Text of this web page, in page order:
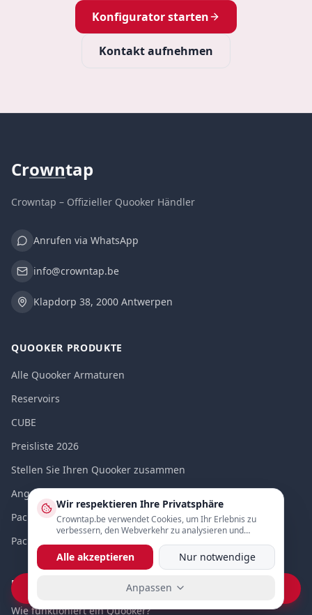
Konfigurator starten
Kontakt aufnehmen
Crowntap
Crowntap – Offizieller Quooker Händler
Anrufen via WhatsApp
info@crowntap.be
Klapdorp 38, 2000 Antwerpen
QUOOKER PRODUKTE
Alle Quooker Armaturen
Reservoirs
CUBE
Preisliste 2026
Stellen Sie Ihren Quooker zusammen
Angebote
Packs (Sets)
Packs vergleichen
ENTDECKEN
Wie funktioniert ein Quooker?
Vraag prijs op WhatsApp
Wir respektieren Ihre Privatsphäre
Crowntap.be verwendet Cookies, um Ihr Erlebnis zu
verbessern, den Webverkehr zu analysieren und
Alle akzeptieren Nur notwendige
Anpassen